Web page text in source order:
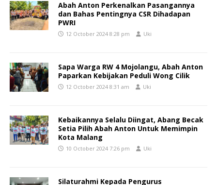
Abah Anton Perkenalkan Pasangannya
dan Bahas Pentingnya CSR Dihadapan
PWRI
12 October 2024 8:28 pm Uki
Sapa Warga RW 4 Mojolangu, Abah Anton
Paparkan Kebijakan Peduli Wong Cilik
12 October 2024 8:31 am Uki
Kebaikannya Selalu Diingat, Abang Becak
Setia Pilih Abah Anton Untuk Memimpin
Kota Malang
10 October 2024 7:26 pm Uki
Silaturahmi Kepada Pengurus